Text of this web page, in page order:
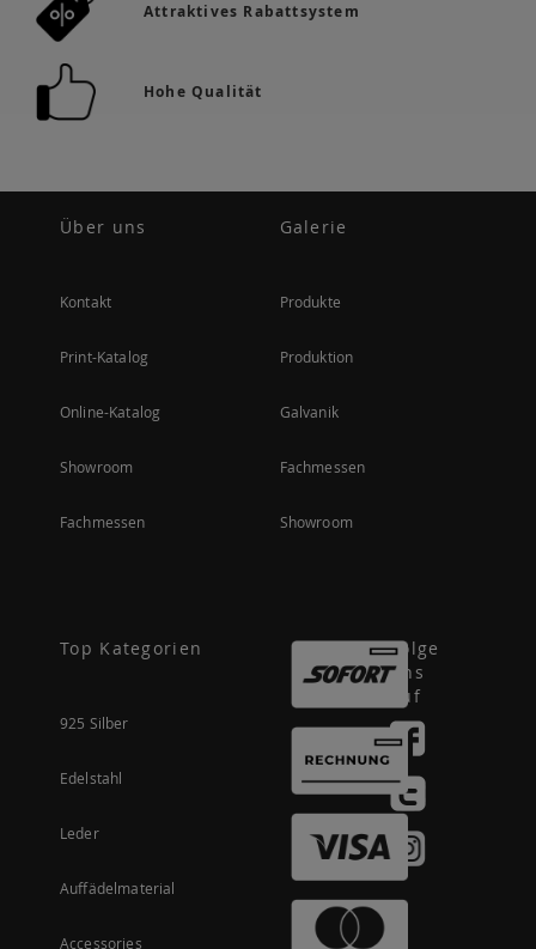
Attraktives Rabattsystem
Hohe Qualität
Über uns
Kontakt
Print-Katalog
Online-Katalog
Showroom
Fachmessen
Galerie
Produkte
Produktion
Galvanik
Fachmessen
Showroom
Top Kategorien
925 Silber
Edelstahl
Leder
Auffädelmaterial
Accessories
Folge
uns
auf